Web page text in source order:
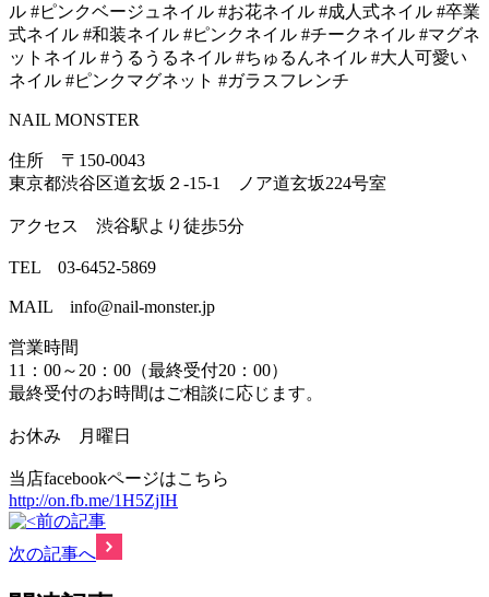
ル #ピンクベージュネイル #お花ネイル #成人式ネイル #卒業
式ネイル #和装ネイル #ピンクネイル #チークネイル #マグネ
ットネイル #うるうるネイル #ちゅるんネイル #大人可愛い
ネイル #ピンクマグネット #ガラスフレンチ
NAIL MONSTER
住所 〒150-0043
東京都渋谷区道玄坂２-15-1 ノア道玄坂224号室
アクセス 渋谷駅より徒歩5分
TEL 03-6452-5869
MAIL info@nail-monster.jp
営業時間
11：00～20：00（最終受付20：00）
最終受付のお時間はご相談に応じます。
お休み 月曜日
当店facebookページはこちら
http://on.fb.me/1H5ZjIH
前の記事
次の記事へ